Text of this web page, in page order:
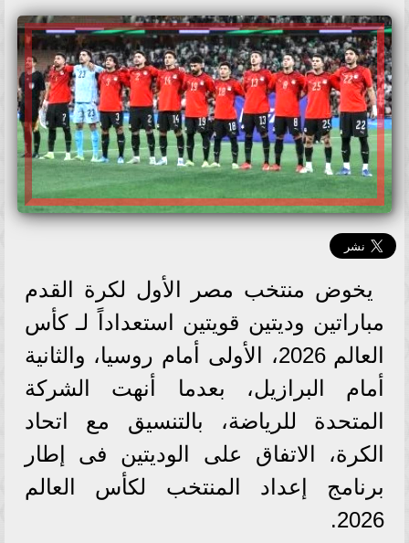
يخوض منتخب مصر الأول لكرة القدم
مباراتين وديتين قويتين استعداداً لـ كأس
العالم 2026، الأولى أمام روسيا، والثانية
أمام البرازيل، بعدما أنهت الشركة
المتحدة للرياضة، بالتنسيق مع اتحاد
الكرة، الاتفاق على الوديتين فى إطار
برنامج إعداد المنتخب لكأس العالم
2026.